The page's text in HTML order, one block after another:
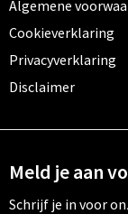
Algemene
Cookieverklaring
Privacyverklaring
Disclaimer
Meld je aan
Schrijf je in voor